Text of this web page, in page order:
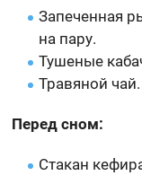
Запеченная
на пару.
Тушеные
Травяной чай.
Перед сном:
Стакан